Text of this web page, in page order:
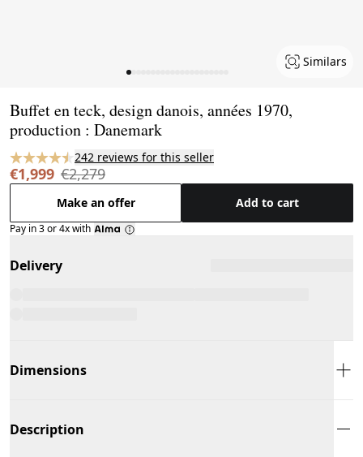
Similars
Buffet en teck, design danois, années 1970,
production : Danemark
242 reviews for this seller
€1,999 €2,279
Make an offer Add to cart
Pay in 3 or 4x with
Delivery
Dimensions
Description